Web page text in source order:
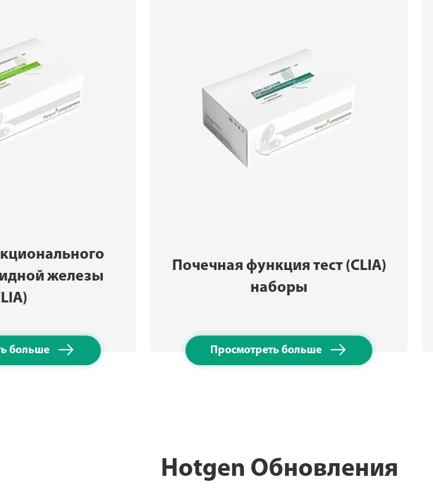
железы
больше 
Почечная функция тест (CLIA)
наборы
Просмотреть больше 
Hotgen Обновления